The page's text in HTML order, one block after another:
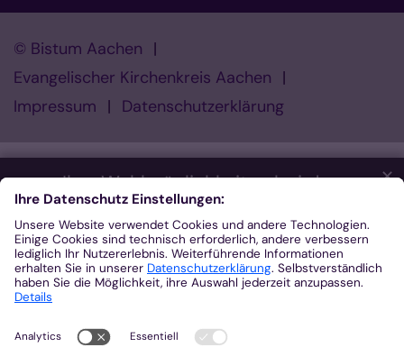
Ihre Wahlmöglichkeiten bei den
Einstellungen zum Datenschutz
Wir möchten Ihnen ein optimales Webseiten-Erlebnis bieten.
Dazu verwenden wir Cookies, die für das Funktionieren unserer
Website notwendig sind. Mit Ihrer Zustimmung verwenden wir
auch Cookies und andere Technologien, die zur Anzeige
externer Inhalte (Videos über Youtube, Audios über
Statistikzwecken genutzt werden. Sie können selbst
✕
© Bistum Aachen
Evangelischer Kirchenkreis Aachen
Impressum
Datenschutzerklärung